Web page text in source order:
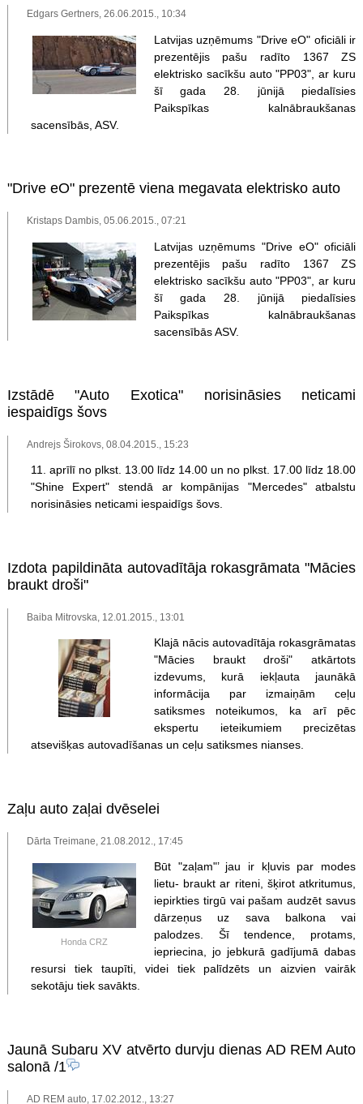
Edgars Gertners, 26.06.2015., 10:34
Latvijas uzņēmums "Drive eO" oficiāli ir
prezentējis pašu radīto 1367 ZS
elektrisko sacīkšu auto "PP03", ar kuru
šī gada 28. jūnijā piedalīsies
Paikspīkas kalnābraukšanas
sacensībās, ASV.
"Drive eO" prezentē viena megavata elektrisko auto
Kristaps Dambis, 05.06.2015., 07:21
Latvijas uzņēmums "Drive eO" oficiāli
prezentējis pašu radīto 1367 ZS
elektrisko sacīkšu auto "PP03", ar kuru
šī gada 28. jūnijā piedalīsies
Paikspīkas kalnābraukšanas
sacensībās ASV.
Izstādē "Auto Exotica" norisināsies neticami
iespaidīgs šovs
Andrejs Širokovs, 08.04.2015., 15:23
11. aprīlī no plkst. 13.00 līdz 14.00 un no plkst. 17.00 līdz 18.00
"Shine Expert" stendā ar kompānijas "Mercedes" atbalstu
norisināsies neticami iespaidīgs šovs.
Izdota papildināta autovadītāja rokasgrāmata "Mācies
braukt droši"
Baiba Mitrovska, 12.01.2015., 13:01
Klajā nācis autovadītāja rokasgrāmatas
"Mācies braukt droši" atkārtots
izdevums, kurā iekļauta jaunākā
informācija par izmaiņām ceļu
satiksmes noteikumos, ka arī pēc
ekspertu ieteikumiem precizētas
atsevišķas autovadīšanas un ceļu satiksmes nianses.
Zaļu auto zaļai dvēselei
Dārta Treimane, 21.08.2012., 17:45
Honda CRZ
Būt "zaļam"’ jau ir kļuvis par modes
lietu- braukt ar riteni, šķirot atkritumus,
iepirkties tirgū vai pašam audzēt savus
dārzeņus uz sava balkona vai
palodzes. Šī tendence, protams,
iepriecina, jo jebkurā gadījumā dabas
resursi tiek taupīti, videi tiek palīdzēts un aizvien vairāk
sekotāju tiek savākts.
Jaunā Subaru XV atvērto durvju dienas AD REM Auto
salonā/1
AD REM auto, 17.02.2012., 13:27